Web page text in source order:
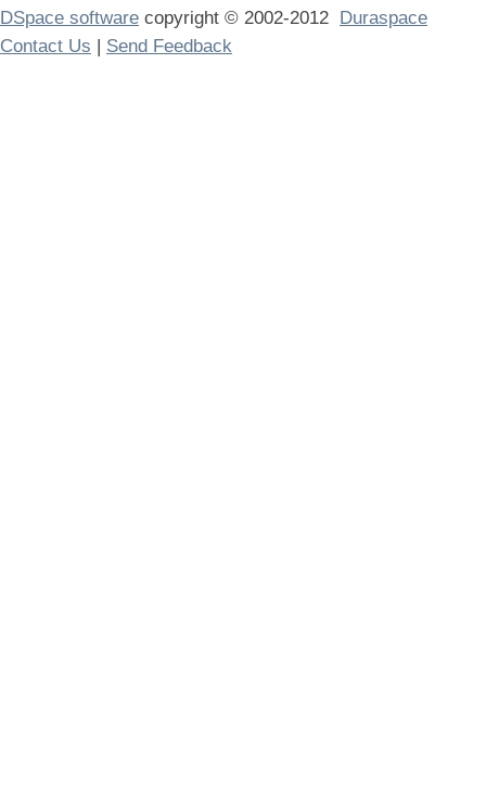
DSpace software copyright © 2002-2012 Duraspace
Contact Us | Send Feedback